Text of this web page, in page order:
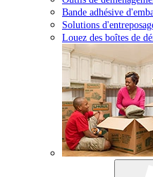
Bande adhésive
Solutions
Louez des boîtes de